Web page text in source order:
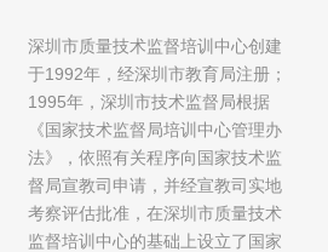
深圳市质量技术监督培训中心创建
于1992年，经深圳市教育局注册；
1995年，深圳市技术监督局根据
《国家技术监督局培训中心管理办
法》，依照有关程序向国家技术监
督局宣教司申请，并经宣教司实地
考察评估批准，在深圳市质量技术
监督培训中心的基础上设立了国家